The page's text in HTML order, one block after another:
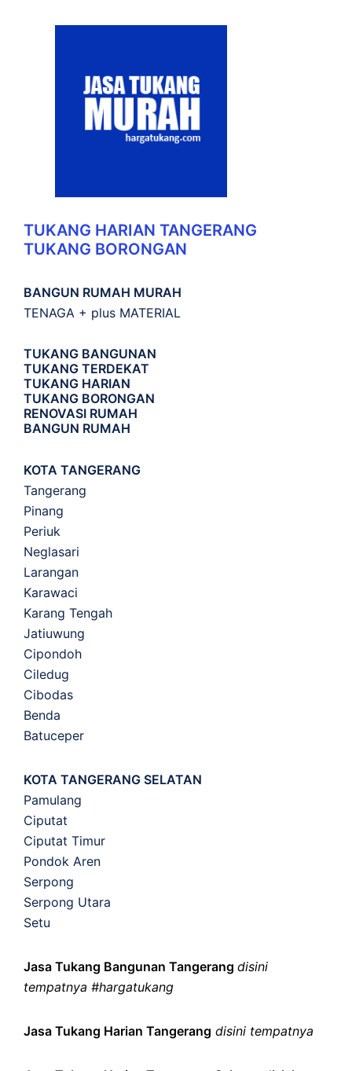
TUKANG HARIAN TANGERANG
TUKANG BORONGAN
BANGUN RUMAH MURAH
TENAGA + plus MATERIAL
TUKANG BANGUNAN
TUKANG TERDEKAT
TUKANG HARIAN
TUKANG BORONGAN
RENOVASI RUMAH
BANGUN RUMAH
KOTA TANGERANG
Tangerang
Pinang
Periuk
Neglasari
Larangan
Karawaci
Karang Tengah
Jatiuwung
Cipondoh
Ciledug
Cibodas
Benda
Batuceper
KOTA TANGERANG SELATAN
Pamulang
Ciputat
Ciputat Timur
Pondok Aren
Serpong
Serpong Utara
Setu
Jasa Tukang Bangunan Tangerang disini
tempatnya #hargatukang
Jasa Tukang Harian Tangerang disini tempatnya